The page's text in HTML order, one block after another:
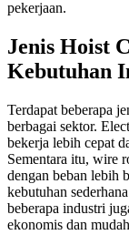
pekerjaan.
Jenis Hoist
Kebutuhan
Terdapat beberapa
berbagai sektor.
bekerja lebih cepat
Sementara itu, wire
dengan beban lebih
kebutuhan
beberapa industri
ekonomis dan